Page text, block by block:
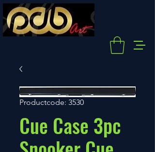
Productcode: 3530
Cue Case 3pc